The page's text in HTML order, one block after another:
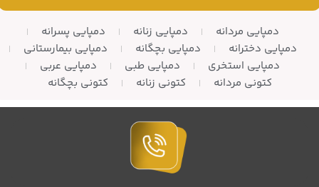
دمپایی مردانه دمپایی زنانه
دمپایی پسرانه
دمپایی دخترانه
دمپایی بچگانه
دمپایی بیمارستانی
دمپایی استخری
دمپایی طبی
دمپایی عربی
کتونی مردانه
کتونی زنانه کتونی بچگانه